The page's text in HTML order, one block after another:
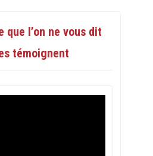
que l’on ne vous dit
témoignent